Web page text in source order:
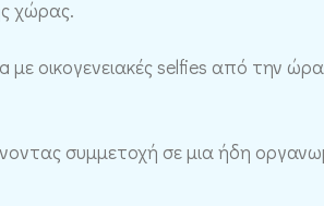
χώρας.
οικογενειακές selfies από την
συμμετοχή σε μια ήδη